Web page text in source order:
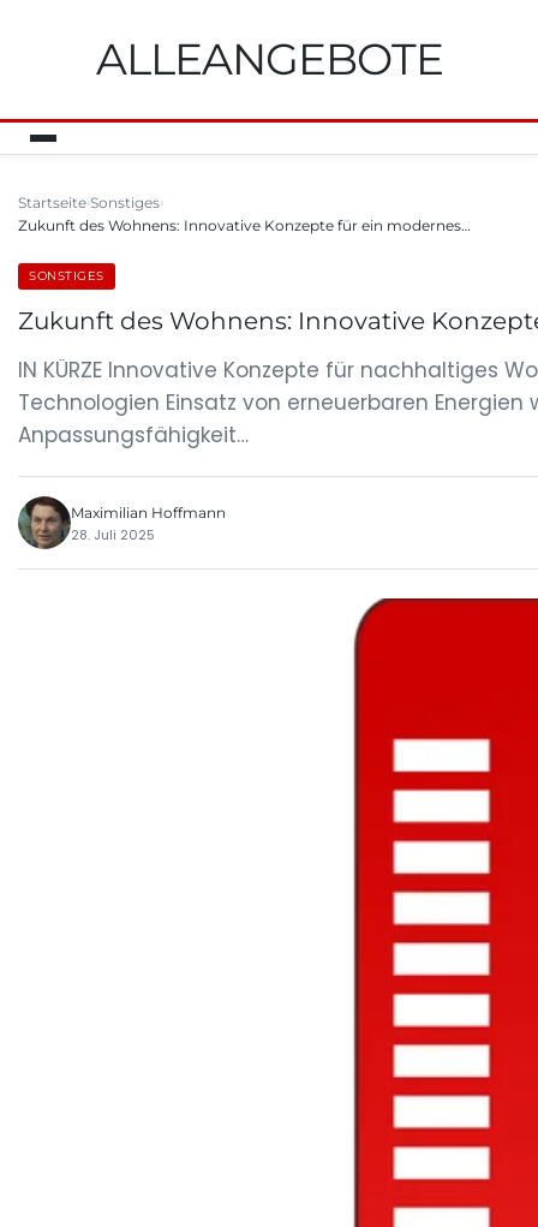
ALLEANGEBOTE
Startseite Sonstiges
Zukunft des Wohnens: Innovative Konzepte für ein modernes…
SONSTIGES
Zukunft des Wohnens: Innovative
IN KÜRZE Innovative Konzepte für nachhaltiges
Technologien Einsatz von erneuerbaren
Anpassungsfähigkeit…
Maximilian Hoffmann
28. Juli 2025